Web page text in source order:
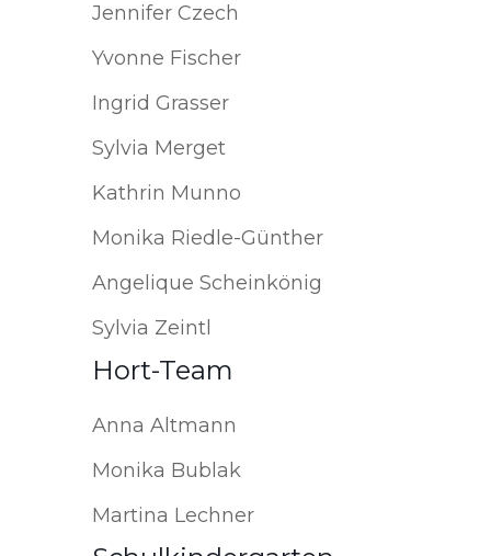
Jennifer Czech
Yvonne Fischer
Ingrid Grasser
Sylvia Merget
Kathrin Munno
Monika Riedle-Günther
Angelique Scheinkönig
Sylvia Zeintl
Hort-Team
Anna Altmann
Monika Bublak
Martina Lechner